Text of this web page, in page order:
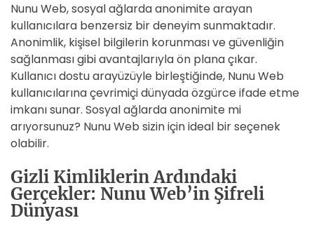
Nunu Web, sosyal ağlarda anonimite arayan
kullanıcılara benzersiz bir deneyim sunmaktadır.
Anonimlik, kişisel bilgilerin korunması ve güvenliğin
sağlanması gibi avantajlarıyla ön plana çıkar.
Kullanıcı dostu arayüzüyle birleştiğinde, Nunu Web
kullanıcılarına çevrimiçi dünyada özgürce ifade etme
imkanı sunar. Sosyal ağlarda anonimite mi
arıyorsunuz? Nunu Web sizin için ideal bir seçenek
olabilir.
Gizli Kimliklerin Ardındaki
Gerçekler: Nunu Web’in Şifreli
Dünyası